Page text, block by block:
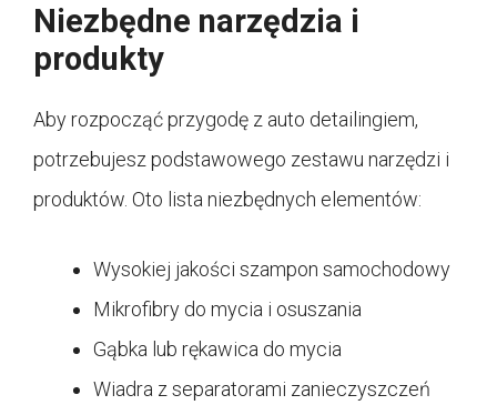
Niezbędne narzędzia i
produkty
Aby rozpocząć przygodę z auto detailingiem,
potrzebujesz podstawowego zestawu narzędzi i
produktów. Oto lista niezbędnych elementów:
Wysokiej jakości szampon samochodowy
Mikrofibry do mycia i osuszania
Gąbka lub rękawica do mycia
Wiadra z separatorami zanieczyszczeń